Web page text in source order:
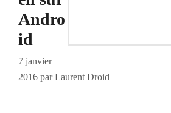
Andro
id
7 janvier
2016 parLaurent Droid